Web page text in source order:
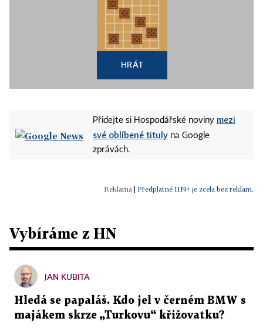
HRÁT
Přidejte si Hospodářské noviny mezi
své oblíbené tituly na Google
zprávách.
Předplatné HN+ je zcela bez reklam.
Vybíráme z HN
JAN KUBITA
Hledá se papaláš. Kdo jel v černém BMW s
majákem skrze „Turkovu“ křižovatku?